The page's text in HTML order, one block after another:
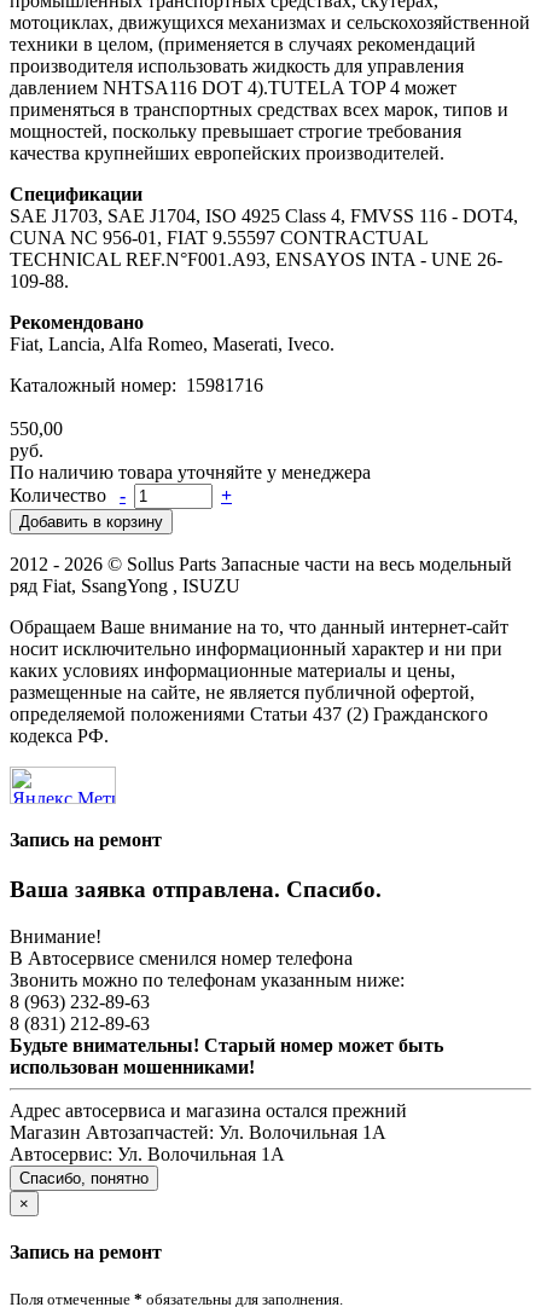
мотоциклах, движущихся механизмах и сельскохозяйственной
техники в целом, (применяется в случаях рекомендаций
производителя использовать жидкость для управления
давлением NHTSA116 DOT 4).TUTELA TOP 4 может
применяться в транспортных средствах всех марок, типов и
мощностей, поскольку превышает строгие требования
качества крупнейших европейских производителей.
Спецификации
SAE J1703, SAE J1704, ISO 4925 Class 4, FMVSS 116 - DOT4,
CUNA NC 956-01, FIAT 9.55597 CONTRACTUAL
TECHNICAL REF.N°F001.A93, ENSAYOS INTA - UNE 26-
109-88.
Рекомендовано
Fiat, Lancia, Alfa Romeo, Maserati, Iveco.
Каталожный номер: 15981716
550,00
руб.
По наличию товара уточняйте у менеджера
Количество
- +
2012 - 2026 © Sollus Parts Запасные части на весь модельный
ряд Fiat, SsangYong , ISUZU
Обращаем Ваше внимание на то, что данный интернет-сайт
носит исключительно информационный характер и ни при
каких условиях информационные материалы и цены,
размещенные на сайте, не является публичной офертой,
определяемой положениями Статьи 437 (2) Гражданского
кодекса РФ.
Запись на ремонт
Ваша заявка отправлена. Спасибо.
Внимание!
В Автосервисе сменился номер телефона
Звонить можно по телефонам указанным ниже:
8 (963) 232-89-63
8 (831) 212-89-63
Будьте внимательны! Старый номер может быть
использован мошенниками!
Адрес автосервиса и магазина остался прежний
Магазин Автозапчастей: Ул. Волочильная 1А
Автосервис: Ул. Волочильная 1А
Спасибо, понятно
×
Запись на ремонт
Поля отмеченные * обязательны для заполнения.